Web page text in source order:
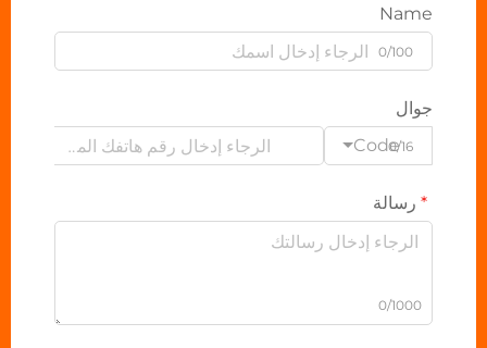
Name
Code
رسالة
0/1000